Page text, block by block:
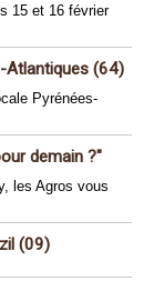
15 et 16 février
Atlantiques (64)
Pyrénées-
demain ?"
les Agros vous
(09)